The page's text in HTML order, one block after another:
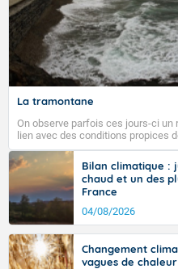
La tramontane
On observe parfois ces jours-ci
lien avec des conditions propices
tramontane ? Quelles sont ses
vent turbulent soufflant de secteur
ouest, dans un secteur qui part du
l’ouest de l’Hérault. L’étymologie
signifiant au-delà des monts, en
d’où provient ce vent.
Bilan climatique :
chaud et un des
France
04/08/2026
Changement
vagues de